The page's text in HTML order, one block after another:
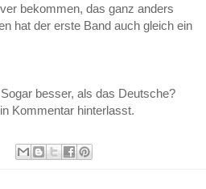
bekommen, das ganz anders
hat der erste Band auch gleich ein
besser, als das Deutsche?
Kommentar hinterlasst.